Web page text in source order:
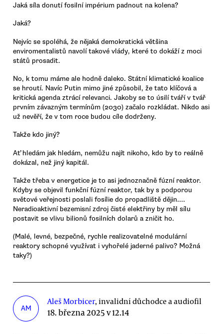
Jaká síla donutí fosilní impérium padnout na kolena?
Jaká?
Nejvíc se spoléhá, že nějaká demokratická většina
enviromentalistů navolí takové vlády, které to dokáží z moci
států prosadit.
No, k tomu máme ale hodně daleko. Státní klimatické koalice
se hroutí. Navíc Putin mimo jiné způsobil, že tato klíčová a
kritická agenda ztrácí relevanci. Jakoby se to úsilí tváří v tvář
prvním závazným termínům (2030) začalo rozkládat. Nikdo asi
už nevěří, že v tom roce budou cíle dodrženy.
Takže kdo jiný?
Ať hledám jak hledám, nemůžu najít nikoho, kdo by to reálně
dokázal, než jiný kapitál.
Takže třeba v energetice je to asi jednoznačně fúzní reaktor.
Kdyby se objevil funkční fúzní reaktor, tak by s podporou
světové veřejnosti poslali fosílie do propadliště dějin....
Neradioaktivní bezemisní zdroj čisté elektřiny by měl sílu
postavit se vlivu bilionů fosilních dolarů a zničit ho.
(Malé, levné, bezpečné, rychle realizovatelné modulární
reaktory schopné využívat i vyhořelé jaderné palivo? Možná
taky?)
AM
Aleš Morbicer, invalidní důchodce a audiofil
18. března 2025 v 12.14